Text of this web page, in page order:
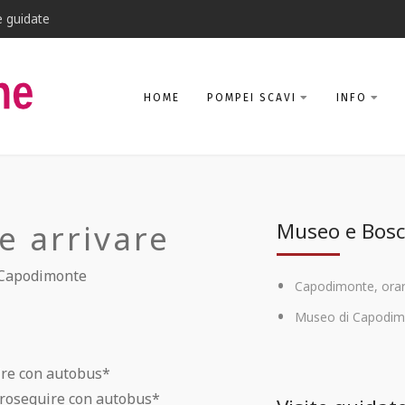
guidate
HOME POMPEI SCAVI INFO
Museo e
Capodimonte,
Museo di
arrivare
con autobus*
con autobus*